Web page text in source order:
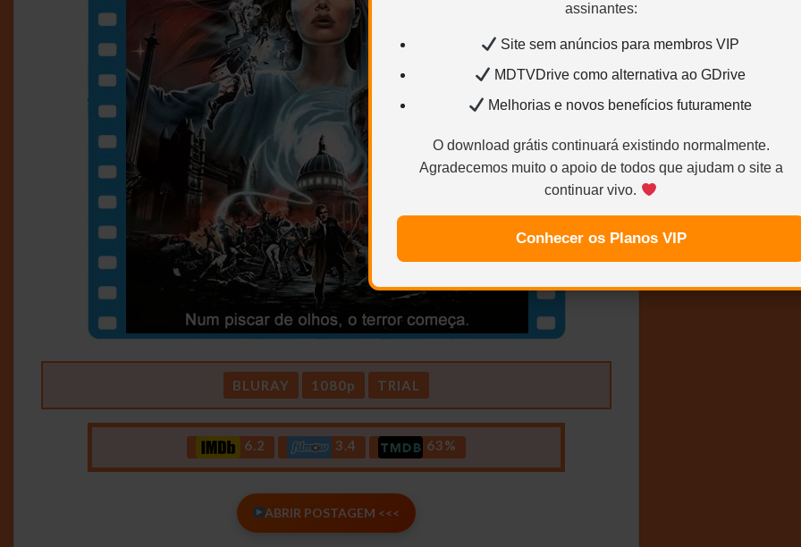
assinantes:
Site sem anúncios para membros VIP
MDTVDrive como alternativa ao GDrive
Melhorias e novos benefícios futuramente
O download grátis continuará existindo normalmente.
Agradecemos muito o apoio de todos que ajudam o site a
continuar vivo.
Conhecer os Planos VIP
BLURAY 1080p TRIAL
6.2 3.4 63%
ABRIR POSTAGEM <<<